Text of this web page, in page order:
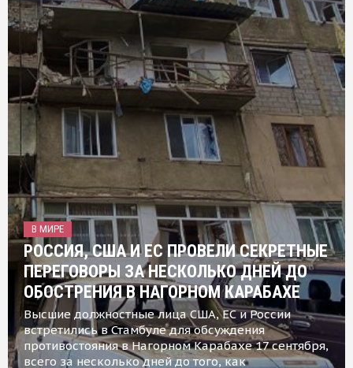
В МИРЕ
РОССИЯ, США И ЕС ПРОВЕЛИ СЕКРЕТНЫЕ
ПЕРЕГОВОРЫ ЗА НЕСКОЛЬКО ДНЕЙ ДО
ОБОСТРЕНИЯ В НАГОРНОМ КАРАБАХЕ
Высшие должностные лица США, ЕС и России
встретились в Стамбуле для обсуждения
противостояния в Нагорном Карабахе 17 сентября,
всего за несколько дней до того, как